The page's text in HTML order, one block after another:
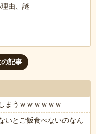
由、謎
記事
まうｗｗｗｗｗｗ
いとご飯食べないのなん